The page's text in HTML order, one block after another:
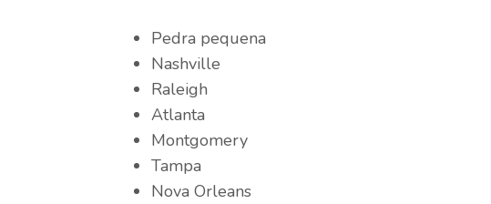
Pedra pequena
Nashville
Raleigh
Atlanta
Montgomery
Tampa
Nova Orleans